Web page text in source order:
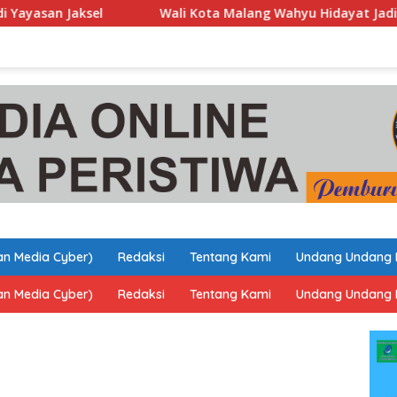
Wali Kota Malang Wahyu Hidayat Jadi Narasumber The
Media Cyber) Redaksi Tentang Kami Undang Undang
Media Cyber) Redaksi Tentang Kami Undang Undang